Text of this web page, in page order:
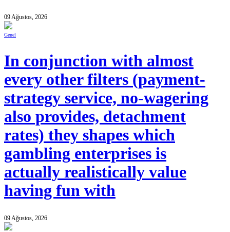
09 Ağustos, 2026
Genel
In conjunction with almost
every other filters (payment-
strategy service, no-wagering
also provides, detachment
rates) they shapes which
gambling enterprises is
actually realistically value
having fun with
09 Ağustos, 2026